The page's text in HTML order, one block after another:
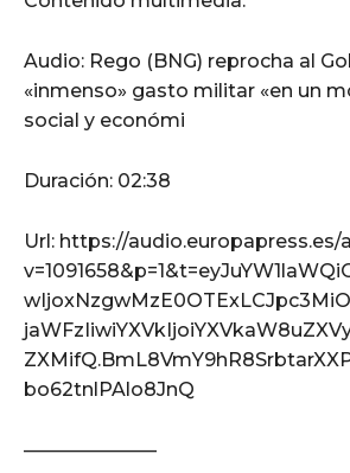
Audio: Rego (BNG) reprocha al
«inmenso» gasto militar «en un
social y económi
Duración: 02:38
Url: https://audio.europapress.es/
bo62tnlPAlo8JnQ
———————